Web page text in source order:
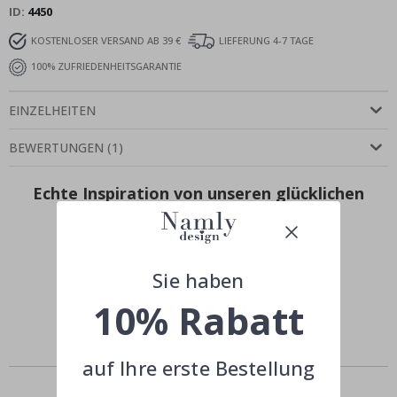
ID 4450
KOSTENLOSER VERSAND AB 39 €
LIEFERUNG 4-7 TAGE
100% ZUFRIEDENHEITSGARANTIE
EINZELHEITEN
BEWERTUNGEN (1 )
Echte Inspiration von unseren glücklichen
Kunden!
Teile dein Bild mit #namly_design
Ähnliche Produkte
Sie haben
10% Rabatt
auf Ihre erste Bestellung